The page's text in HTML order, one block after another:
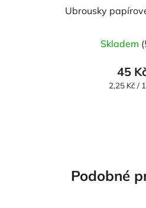
Ubrousky
Skladem
45
Měrná
2,25 Kč /
Podobné